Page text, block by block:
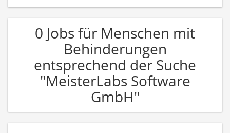
0 Jobs für Menschen mit
Behinderungen
entsprechend der Suche
"MeisterLabs Software
GmbH"